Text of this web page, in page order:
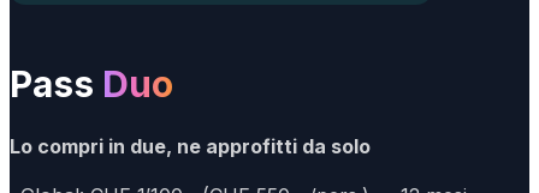
Pass Duo
Lo compri in due, ne approfitti da solo